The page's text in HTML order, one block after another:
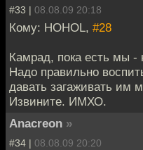
#33 | 08.08.09 20:18
Кому: HOHOL, #28
Камрад, пока есть мы -
Надо правильно
давать загаживать им
Извините. ИМХО.
Anacreon »
#34 | 08.08.09 20:20